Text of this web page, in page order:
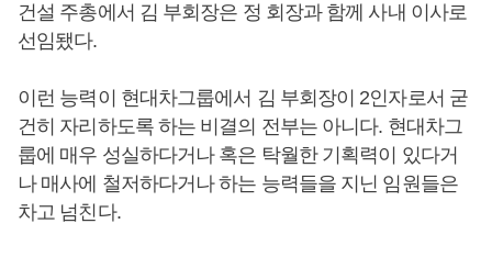
건설 주총에서 김 부회장은 정 회장과 함께 사내 이사로
선임됐다.
이런 능력이 현대차그룹에서 김 부회장이 2인자로서 굳
건히 자리하도록 하는 비결의 전부는 아니다. 현대차그
룹에 매우 성실하다거나 혹은 탁월한 기획력이 있다거
나 매사에 철저하다거나 하는 능력들을 지닌 임원들은
차고 넘친다.